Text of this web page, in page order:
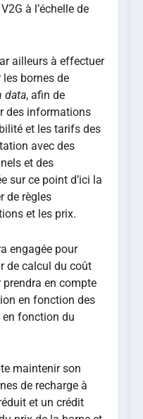
à l’échelle de
ailleurs à effectuer
bornes de
data, afin de
des informations
et les tarifs des
avec des
et des
sur ce point d’ici la
de règles
et les prix.
engagée pour
de calcul du coût
prendra en compte
en fonction des
en fonction du
maintenir son
de recharge à
et un crédit